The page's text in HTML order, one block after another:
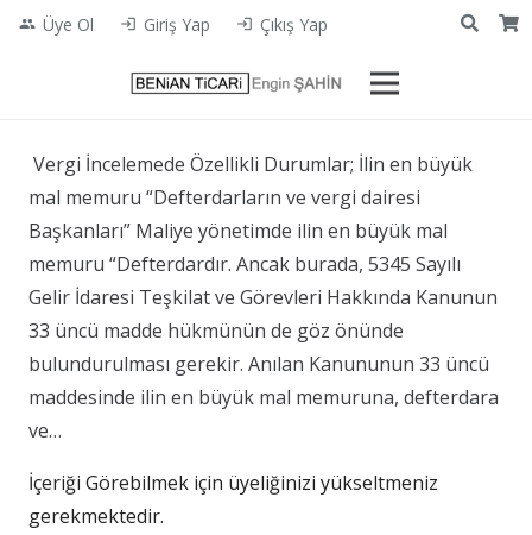
people Üye Ol login Giriş Yap login Çıkış Yap
​ Vergi İncelemede Özellikli Durumlar; İlin en büyük
mal memuru “Defterdarların ve vergi dairesi
Başkanları” Maliye yönetimde ilin en büyük mal
memuru “Defterdardır. Ancak burada, 5345 Sayılı
Gelir İdaresi Teşkilat ve Görevleri Hakkında Kanunun
33 üncü madde hükmünün de göz önünde
bulundurulması gerekir. Anılan Kanununun 33 üncü
maddesinde ilin en büyük mal memuruna, defterdara
ve…
İçeriği Görebilmek için üyeliğinizi yükseltmeniz
gerekmektedir.